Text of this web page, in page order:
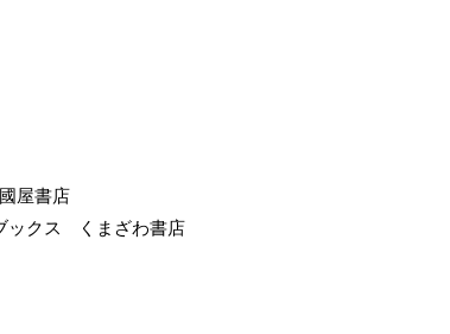
屋書店
ックス くまざわ書店